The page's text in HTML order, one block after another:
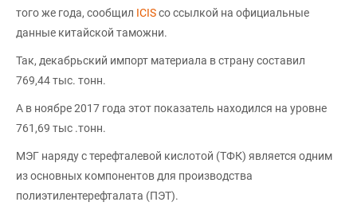
того же года, сообщил ICISсо ссылкой на официальные
данные китайской таможни.
Так, декабрьский импорт материала в страну составил
769,44 тыс. тонн.
А в ноябре 2017 года этот показатель находился на уровне
761,69 тыс .тонн.
МЭГ наряду с терефталевой кислотой (ТФК) является одним
из основных компонентов для производства
полиэтилентерефталата (ПЭТ).